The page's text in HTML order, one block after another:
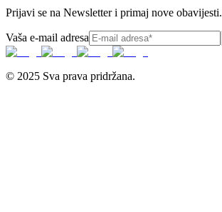
Prijavi se na Newsletter i primaj nove obavijesti.
Vaša e-mail adresa
© 2025 Sva prava pridržana.